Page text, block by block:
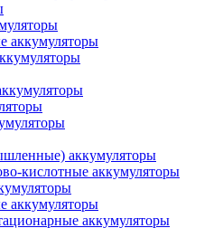
аккумуляторы
аккумуляторы
кислотные аккумуляторы
аккумуляторы
аккумуляторы